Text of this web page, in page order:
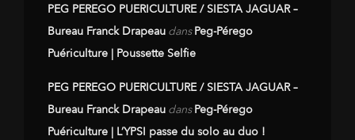
PEG PEREGO PUERICULTURE / SIESTA JAGUAR –
Bureau Franck Drapeau dansPeg-Pérego
Puériculture | Poussette Selfie
PEG PEREGO PUERICULTURE / SIESTA JAGUAR –
Bureau Franck Drapeau dansPeg-Pérego
Puériculture | L’YPSI passe du solo au duo !